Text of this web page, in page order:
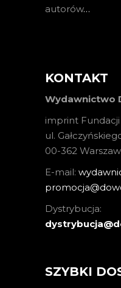
autorów…
KONTAKT
Wydawnictwo
imprint
ul.
00-362
E-mail:
Dystrybucja:
SZYBKI